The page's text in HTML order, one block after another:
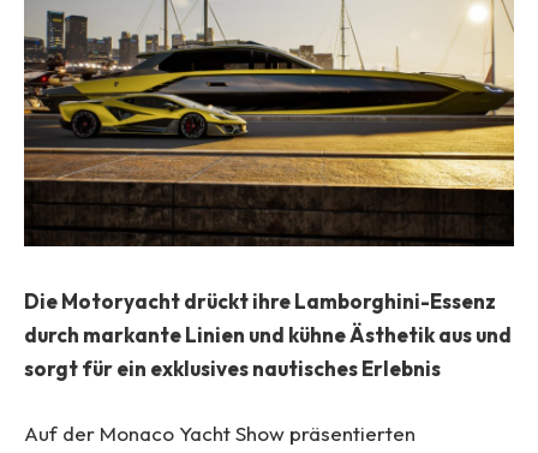
Die Motoryacht drückt ihre Lamborghini-Essenz
durch markante Linien und kühne Ästhetik aus und
sorgt für ein exklusives nautisches Erlebnis
Auf der Monaco Yacht Show präsentierten